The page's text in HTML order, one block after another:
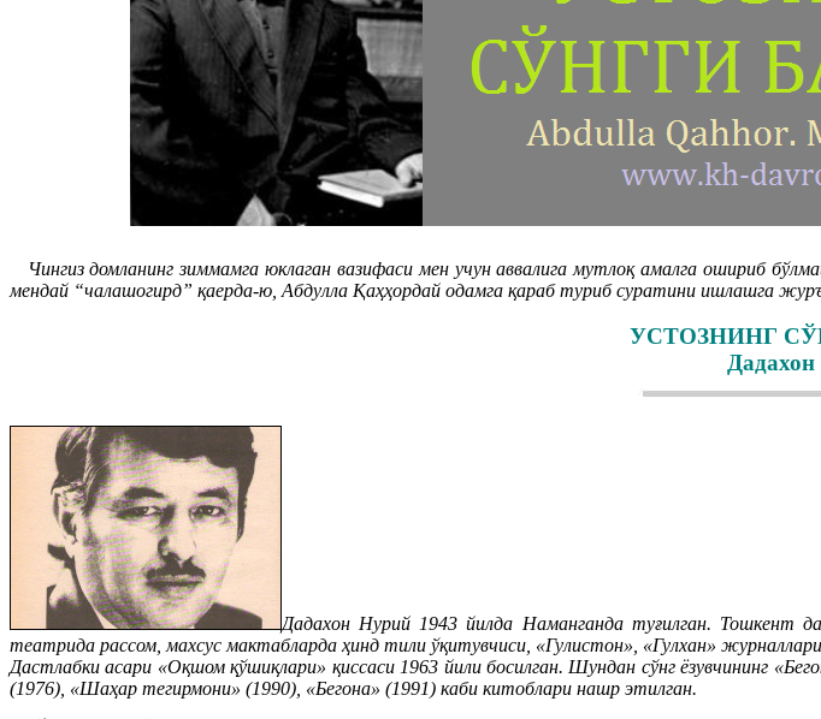
Чингиз домланинг зиммамга юклаган вазифаси мен учун аввалига мутлоқ амалга ошириб
мендай “чалашогирд” қаерда-ю, Абдулла Қаҳҳордай одамга қараб туриб суратини ишлашга
УСТОЗНИНГ
Дадахон Нурий 1943 йилда Наманганда туғилган. Тошкент
театрида рассом, махсус мактабларда ҳинд тили ўқитувчиси, «Гулистон», «Гулхан»
Дастлабки асари «Оқшом қўшиқлари» қиссаси 1963 йили босилган. Шундан сўнг ёзувчининг
(1976), «Шаҳар тегирмони» (1990), «Бегона» (1991) каби китоблари нашр этилган.